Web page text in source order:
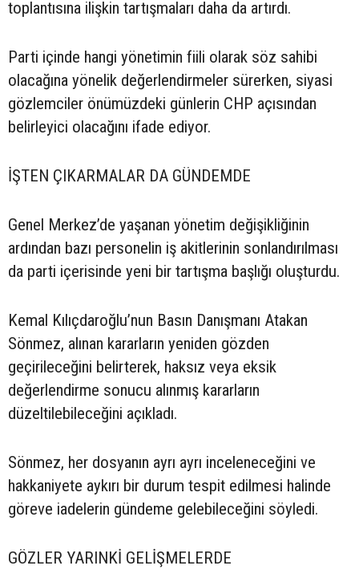
toplantısına ilişkin tartışmaları daha da artırdı.
Parti içinde hangi yönetimin fiili olarak söz sahibi
olacağına yönelik değerlendirmeler sürerken, siyasi
gözlemciler önümüzdeki günlerin CHP açısından
belirleyici olacağını ifade ediyor.
İŞTEN ÇIKARMALAR DA GÜNDEMDE
Genel Merkez’de yaşanan yönetim değişikliğinin
ardından bazı personelin iş akitlerinin sonlandırılması
da parti içerisinde yeni bir tartışma başlığı oluşturdu.
Kemal Kılıçdaroğlu’nun Basın Danışmanı Atakan
Sönmez, alınan kararların yeniden gözden
geçirileceğini belirterek, haksız veya eksik
değerlendirme sonucu alınmış kararların
düzeltilebileceğini açıkladı.
Sönmez, her dosyanın ayrı ayrı inceleneceğini ve
hakkaniyete aykırı bir durum tespit edilmesi halinde
göreve iadelerin gündeme gelebileceğini söyledi.
GÖZLER YARINKİ GELİŞMELERDE